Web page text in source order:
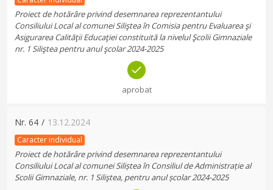
Proiect de hotărâre privind desemnarea reprezentantului
Consiliului Local al comunei Siliştea în Comisia pentru Evaluarea şi
Asigurarea Calităţii Educaţiei constituită la nivelul Şcolii Gimnaziale
nr. 1 Siliştea pentru anul şcolar 2024-2025
aprobat
Nr. 64 / 13.12.2024
Caracter individual
Proiect de hotărâre privind desemnarea reprezentantului
Consiliului Local al comunei Siliștea în Consiliul de Administrație al
Scolii Gimnaziale, nr. 1 Siliştea, pentru anul școlar 2024-2025